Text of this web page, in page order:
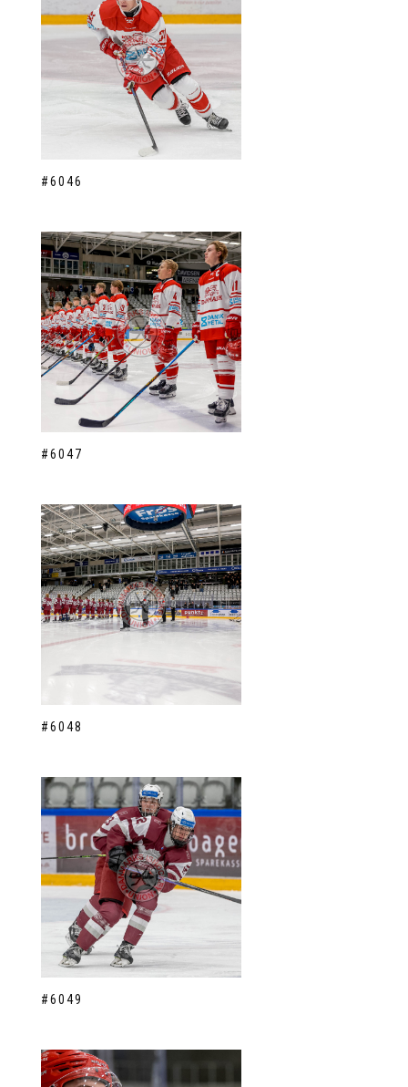
#6046
#6047
#6048
#6049